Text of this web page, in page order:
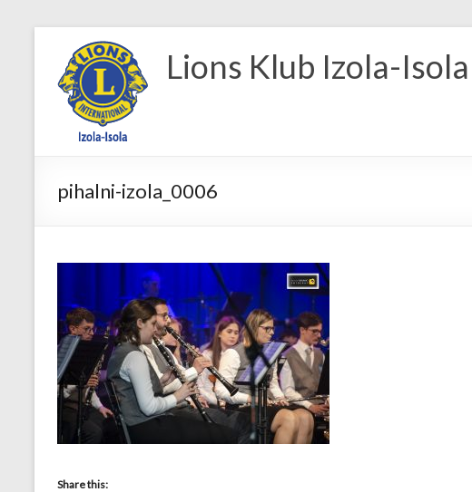
content
Lions Klub Izola-Isola
pihalni-izola_0006
Share this: